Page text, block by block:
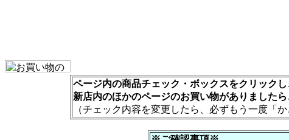
ページ内の商品チェック・ボックスをクリック
新店内のほかのページのお買い物がありました
（チェック内容を変更したら、必ずもう一度「